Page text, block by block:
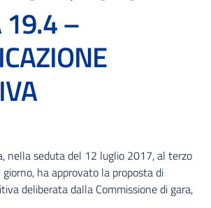
19.4 –
nella seduta del 12 luglio 2017, al terzo
ha approvato la proposta di
deliberata dalla Commissione di gara,